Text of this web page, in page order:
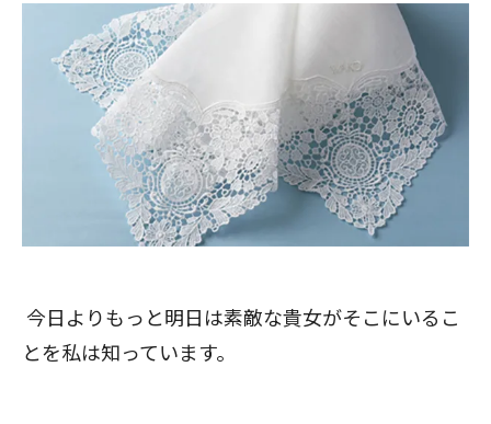
今日よりもっと明日は素敵な貴女がそこにいるこ
とを私は知っています。